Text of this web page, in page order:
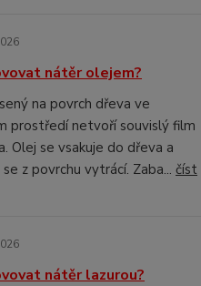
nátěr olejem?
na povrch dřeva ve
prostředí netvoří souvislý film
Olej se vsakuje do dřeva a
z povrchu vytrácí. Zaba... číst
nátěr lazurou?